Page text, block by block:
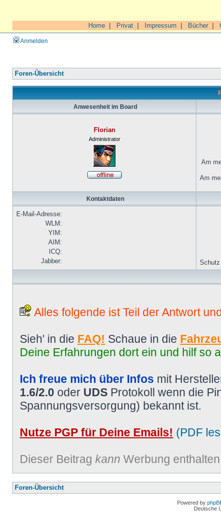
Home Privat Impressum Bücher|
Anmelden
Foren-Übersicht
Anwesenheit im Board
Florian
Administrator
Am
Am
Kontaktdaten
E-Mail-Adresse:
WLM:
YIM:
AIM:
ICQ:
Jabber:
Schutz
Alles folgende ist Teil der Antwort
Sieh' in die FAQ! Schaue in die
Deine Erfahrungen dort ein und hilf so
Ich freue mich über Infos mit
1.6/2.0 oder UDS Protokoll wenn die
Spannungsversorgung) bekannt ist.
Nutze PGP für Deine Emails! (PDF
Dieser Beitrag kann Werbung
Foren-Übersicht
Powered by
Deutsche